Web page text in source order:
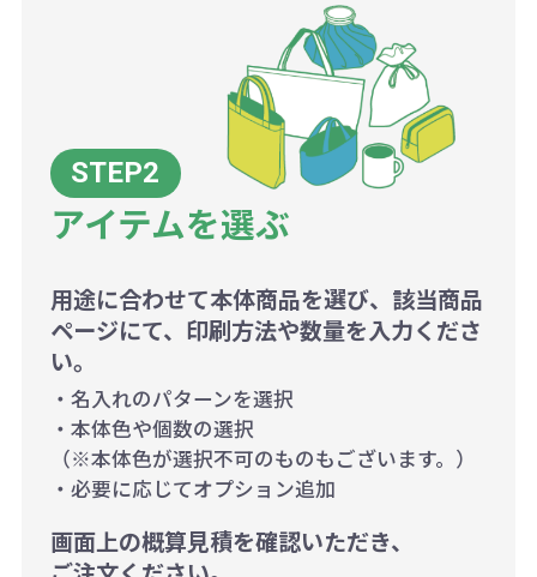
アイテムを選ぶ
用途に合わせて本体商品を選び、該当商品
ページにて、印刷方法や数量を入力くださ
い。
・名入れのパターンを選択
・本体色や個数の選択
（※本体色が選択不可のものもございます。）
・必要に応じてオプション追加
画面上の概算見積を確認いただき、